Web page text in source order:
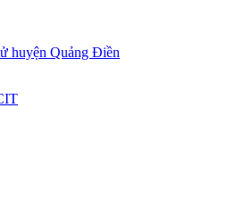
huyện Quảng Điền